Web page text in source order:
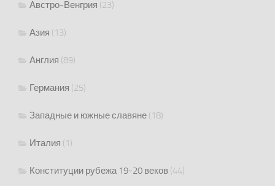
Австро-Венгрия (23)
Азия (13)
Англия (89)
Германия (25)
Западные и южные славяне (18)
Италия (1)
Конституции рубежа 19-20 веков (44)